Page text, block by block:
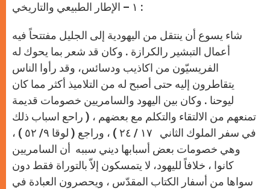
١ – الإطار الطبيعي والتاريخي :
شاء يسوع أن ينتقل من اليهودية إلى الجليل مفتتحاً فيه
أعمال التبشير رالكرازة . وكان قد شعر بما يحوك له
الفريسيّون من اكاذيب ودسائس، وقد رأوا الناس
يتقاطرون إليه حتى أصبح له من التلاميذ أكثر مما كان
ليوحنا . وكان بين اليهود والسامريين خصومات قديمة
تمنعهم من الالتقاء والتكلم مع بعضهم ، ( راحع اسباب ذلك
في سفر الملوك الثاني ١٧ / ٢٤ ) ، وراجع ( لوقا ٩/ ٥٢ ) ،
وهي خصومات بعض أسبابها ديني سببه أن السامريين
كانوا ، خلافاً لليهود، لا يتمسكون إلاّ بالتوراة فقط دون
سواها من أسفار الكتاب المقدّس ، ويحصرون العبادة في